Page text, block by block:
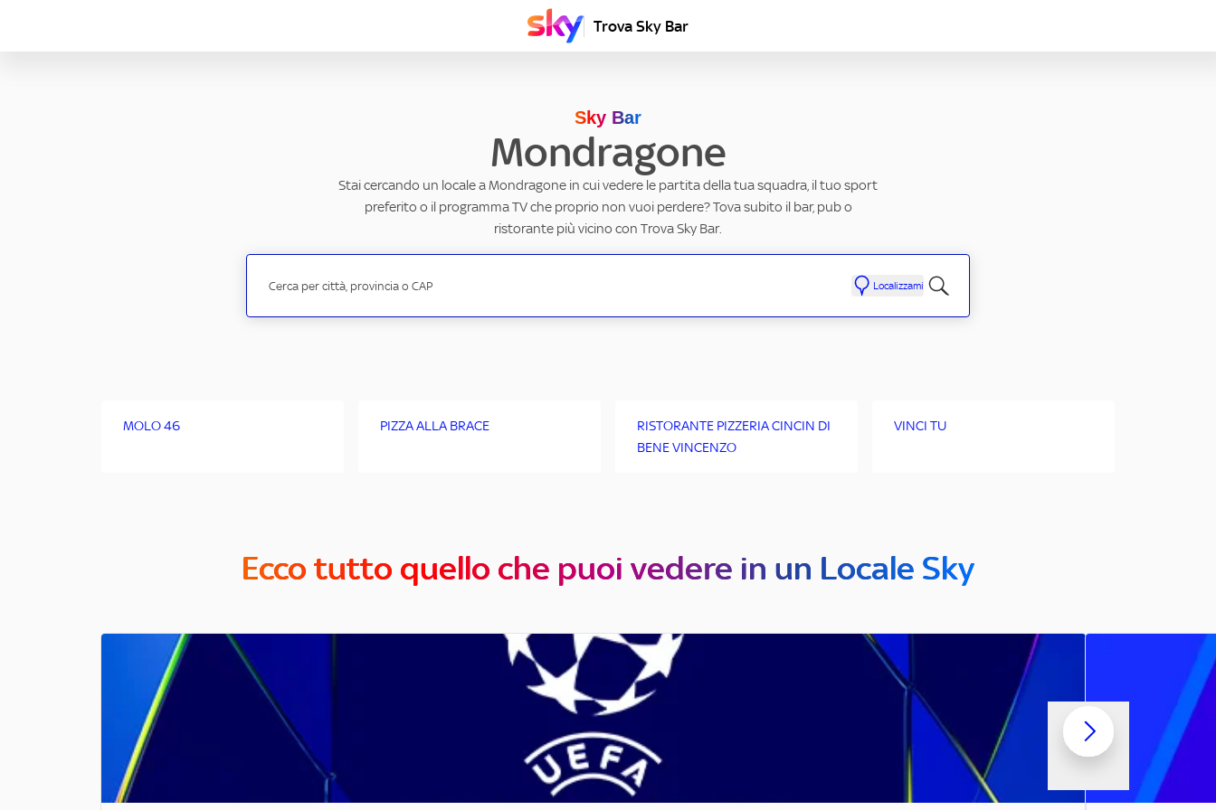
Trova Sky Bar
Sky Bar
Mondragone
Stai cercando un locale a Mondragone in cui vedere le partita della tua squadra, il tuo sport
preferito o il programma TV che proprio non vuoi perdere? Tova subito il bar, pub o
ristorante più vicino con Trova Sky Bar.
Localizzami
MOLO 46 PIZZA ALLA BRACE
RISTORANTE PIZZERIA CINCIN DI
BENE VINCENZO
VINCI TU
Ecco tutto quello che puoi vedere in un Locale Sky